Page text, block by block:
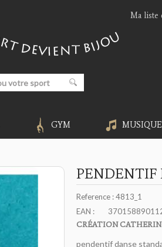
Ma liste
GYM MUSIQUE
PENDENTIF
Reference :4813_1
EAN :
CRÉATION
pendentif danse